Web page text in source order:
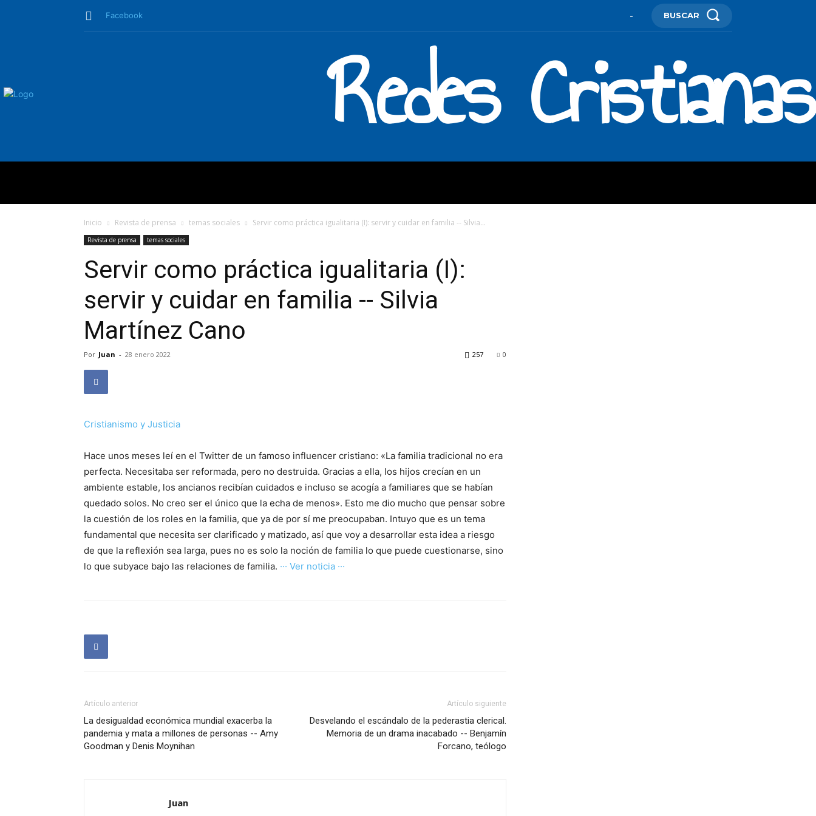
Facebook - BUSCAR
Redes Cristianas
Inicio Revista de prensa temas sociales Servir como práctica igualitaria (I): servir y cuidar en familia -- Silvia...
Revista de prensa temas sociales
Servir como práctica igualitaria (I):
servir y cuidar en familia -- Silvia
Martínez Cano
Por Juan - 28 enero 2022 0
257
Cristianismo y Justicia
Hace unos meses leí en el Twitter de un famoso influencer cristiano: «La familia tradicional no era
perfecta. Necesitaba ser reformada, pero no destruida. Gracias a ella, los hijos crecían en un
ambiente estable, los ancianos recibían cuidados e incluso se acogía a familiares que se habían
quedado solos. No creo ser el único que la echa de menos». Esto me dio mucho que pensar sobre
la cuestión de los roles en la familia, que ya de por sí me preocupaban. Intuyo que es un tema
fundamental que necesita ser clarificado y matizado, así que voy a desarrollar esta idea a riesgo
de que la reflexión sea larga, pues no es solo la noción de familia lo que puede cuestionarse, sino
lo que subyace bajo las relaciones de familia. ··· Ver noticia ···
Artículo anterior
La desigualdad económica mundial exacerba la
pandemia y mata a millones de personas -- Amy
Goodman y Denis Moynihan
Artículo siguiente
Desvelando el escándalo de la pederastia clerical.
Memoria de un drama inacabado -- Benjamín
Forcano, teólogo
Juan